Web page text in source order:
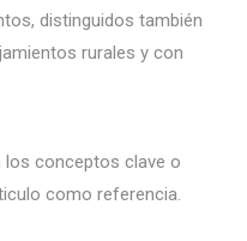
distinguidos también
rurales y con
los conceptos clave o
como referencia.